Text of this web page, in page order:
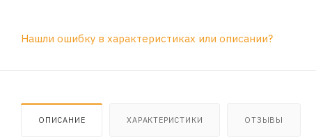
Нашли ошибку в характеристиках или описании?
ОПИСАНИЕ ХАРАКТЕРИСТИКИ ОТЗЫВЫ